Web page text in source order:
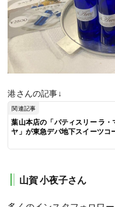
港さんの記事↓
関連記事
葉山本店の「パティスリー ラ・
ヤ」が東急デパ地下スイーツコ
山賀 小夜子さん